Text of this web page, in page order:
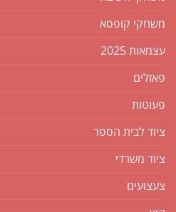
משחקי קופסא
עצמאות 2025
פאזלים
פעוטות
ציוד לבית הספר
ציוד משרדי
צעצועים